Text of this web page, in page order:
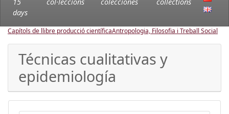
days
Capítols de llibre producció científicaAntropologia, Filosofia i Treball Social
Técnicas cualitativas y
epidemiología